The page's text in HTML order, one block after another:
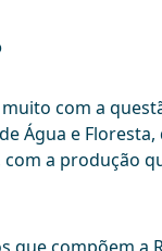
com a
Água e
a produção